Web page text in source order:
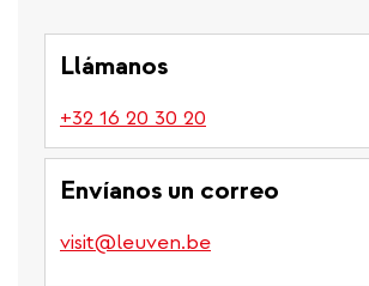
Llámanos
+32 16 20 30 20
is
phone
number)
Envíanos un correo
visit@leuven.be